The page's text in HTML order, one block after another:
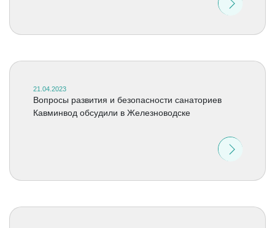
21.04.2023
Вопросы развития и безопасности санаториев
Кавминвод обсудили в Железноводске